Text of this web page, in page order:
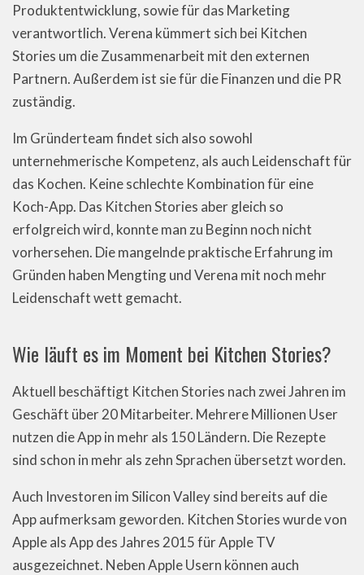
Produktentwicklung, sowie für das Marketing
verantwortlich. Verena kümmert sich bei Kitchen
Stories um die Zusammenarbeit mit den externen
Partnern. Außerdem ist sie für die Finanzen und die PR
zuständig.
Im Gründerteam findet sich also sowohl
unternehmerische Kompetenz, als auch Leidenschaft für
das Kochen. Keine schlechte Kombination für eine
Koch-App. Das Kitchen Stories aber gleich so
erfolgreich wird, konnte man zu Beginn noch nicht
vorhersehen. Die mangelnde praktische Erfahrung im
Gründen haben Mengting und Verena mit noch mehr
Leidenschaft wett gemacht.
Wie läuft es im Moment bei Kitchen Stories?
Aktuell beschäftigt Kitchen Stories nach zwei Jahren im
Geschäft über 20 Mitarbeiter. Mehrere Millionen User
nutzen die App in mehr als 150 Ländern. Die Rezepte
sind schon in mehr als zehn Sprachen übersetzt worden.
Auch Investoren im Silicon Valley sind bereits auf die
App aufmerksam geworden. Kitchen Stories wurde von
Apple als App des Jahres 2015 für Apple TV
ausgezeichnet. Neben Apple Usern können auch